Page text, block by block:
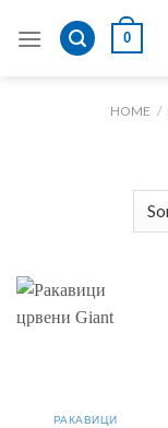
0
HOME /
РАКАВИЦИ